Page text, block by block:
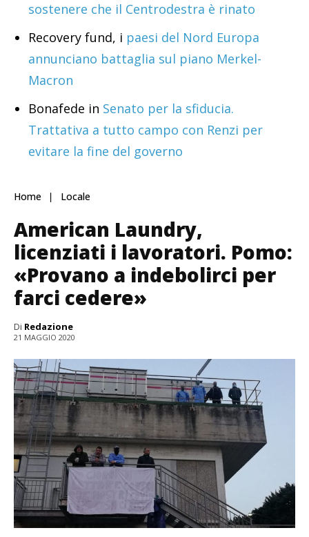
sostenere che il Centrodestra è rinato
Recovery fund, i paesi del Nord Europa
annunciano battaglia sul piano Merkel-
Macron
Bonafede in Senato per la sfiducia.
Trattativa a tutto campo con Renzi per
evitare la fine del governo
Home Locale
American Laundry,
licenziati i lavoratori. Pomo:
«Provano a indebolirci per
farci cedere»
Di Redazione
21 MAGGIO 2020